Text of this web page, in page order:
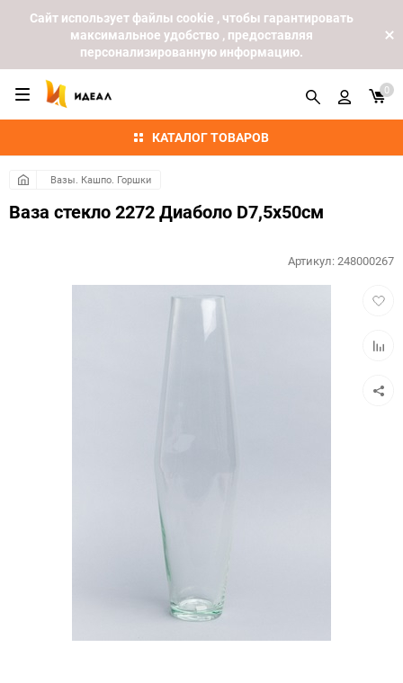
Cайт использует файлы cookie , чтобы гарантировать
максимальное удобство , предоставляя
персонализированную информацию.
КАТАЛОГ ТОВАРОВ
0
Вазы. Кашпо. Горшки
Ваза стекло 2272 Диаболо D7,5x50см
Артикул:248000267